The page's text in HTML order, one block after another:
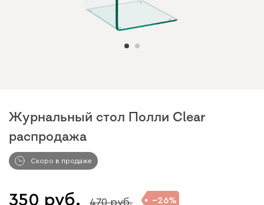
Журнальный стол Полли Clear
распродажа
Скоро в продаже
350 470 26